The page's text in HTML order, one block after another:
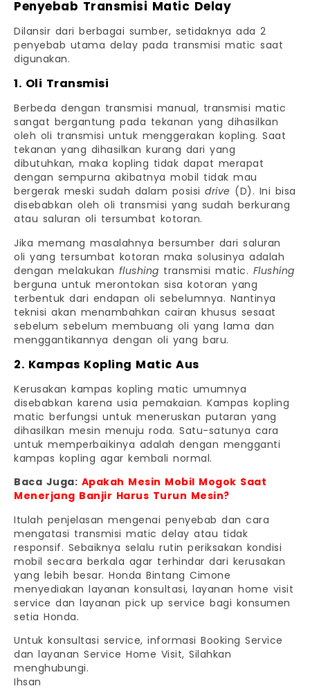
Penyebab Transmisi Matic Delay
Dilansir dari berbagai sumber, setidaknya ada 2
penyebab utama delay pada transmisi matic saat
digunakan.
1. Oli Transmisi
Berbeda dengan transmisi manual, transmisi matic
sangat bergantung pada tekanan yang dihasilkan
oleh oli transmisi untuk menggerakan kopling. Saat
tekanan yang dihasilkan kurang dari yang
dibutuhkan, maka kopling tidak dapat merapat
dengan sempurna akibatnya mobil tidak mau
bergerak meski sudah dalam posisi drive (D). Ini bisa
disebabkan oleh oli transmisi yang sudah berkurang
atau saluran oli tersumbat kotoran.
Jika memang masalahnya bersumber dari saluran
oli yang tersumbat kotoran maka solusinya adalah
dengan melakukan flushing transmisi matic. Flushing
berguna untuk merontokan sisa kotoran yang
terbentuk dari endapan oli sebelumnya. Nantinya
teknisi akan menambahkan cairan khusus sesaat
sebelum sebelum membuang oli yang lama dan
menggantikannya dengan oli yang baru.
2. Kampas Kopling Matic Aus
Kerusakan kampas kopling matic umumnya
disebabkan karena usia pemakaian. Kampas kopling
matic berfungsi untuk meneruskan putaran yang
dihasilkan mesin menuju roda. Satu-satunya cara
untuk memperbaikinya adalah dengan mengganti
kampas kopling agar kembali normal.
Baca Juga: Apakah Mesin Mobil Mogok Saat
Menerjang Banjir Harus Turun Mesin?
Itulah penjelasan mengenai penyebab dan cara
mengatasi transmisi matic delay atau tidak
responsif. Sebaiknya selalu rutin periksakan kondisi
mobil secara berkala agar terhindar dari kerusakan
yang lebih besar. Honda Bintang Cimone
menyediakan layanan konsultasi, layanan home visit
service dan layanan pick up service bagi konsumen
setia Honda.
Untuk konsultasi service, informasi Booking Service
dan layanan Service Home Visit, Silahkan
menghubungi.
Ihsan